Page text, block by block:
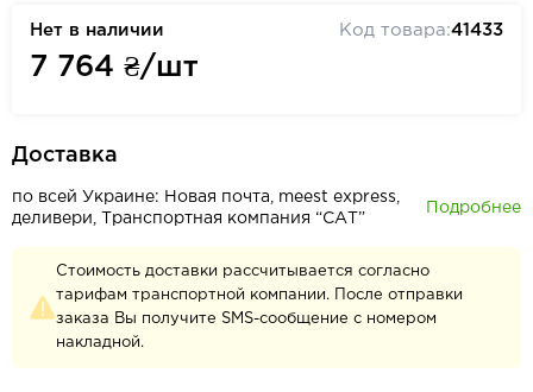
Нет в наличии
7 764 ₴/шт
Код товара:41433
Доставка
по всей Украине: Новая почта, meest express,
деливери, Транспортная компания “САТ”
Подробнее
Стоимость доставки рассчитывается согласно
тарифам транспортной компании. После отправки
заказа Вы получите SMS-сообщение с номером
накладной.